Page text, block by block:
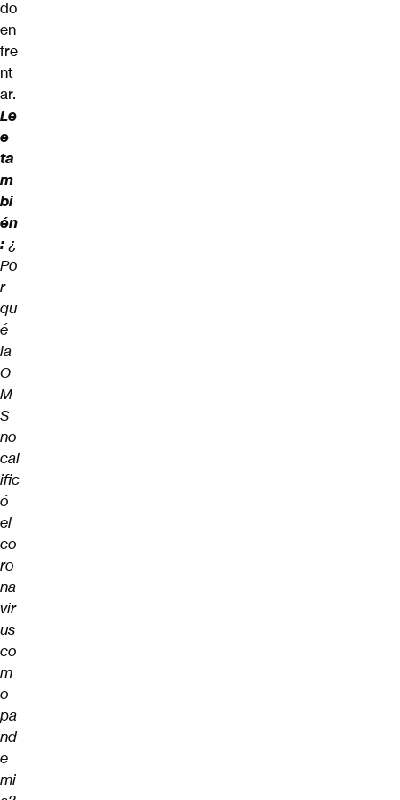
do
en
fre
nt
ar.
Le
e
ta
m
bi
én
:¿
Po
r
qu
é
la
O
M
S
no
cal
ific
ó
el
co
ro
na
vir
us
co
m
o
pa
nd
e
mi